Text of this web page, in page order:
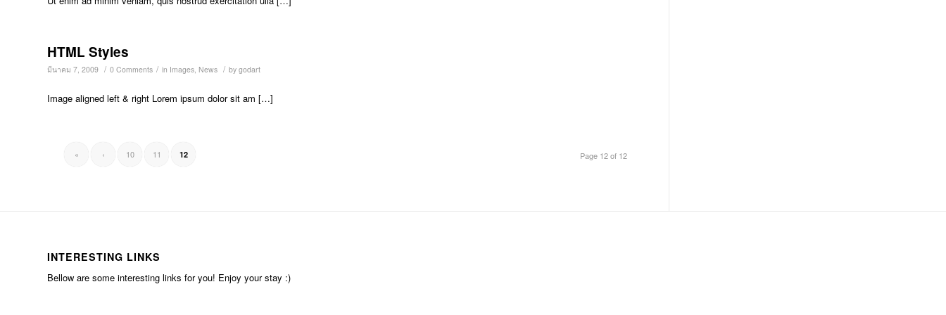
HTML Styles
มีนาคม 7, 2009 / 0 Comments / in Images, News / by godart
Image aligned left & right Lorem ipsum dolor sit am […]
Page 12 of 12
« ‹ 10 11 12
INTERESTING LINKS
Bellow are some interesting links for you! Enjoy your stay :)